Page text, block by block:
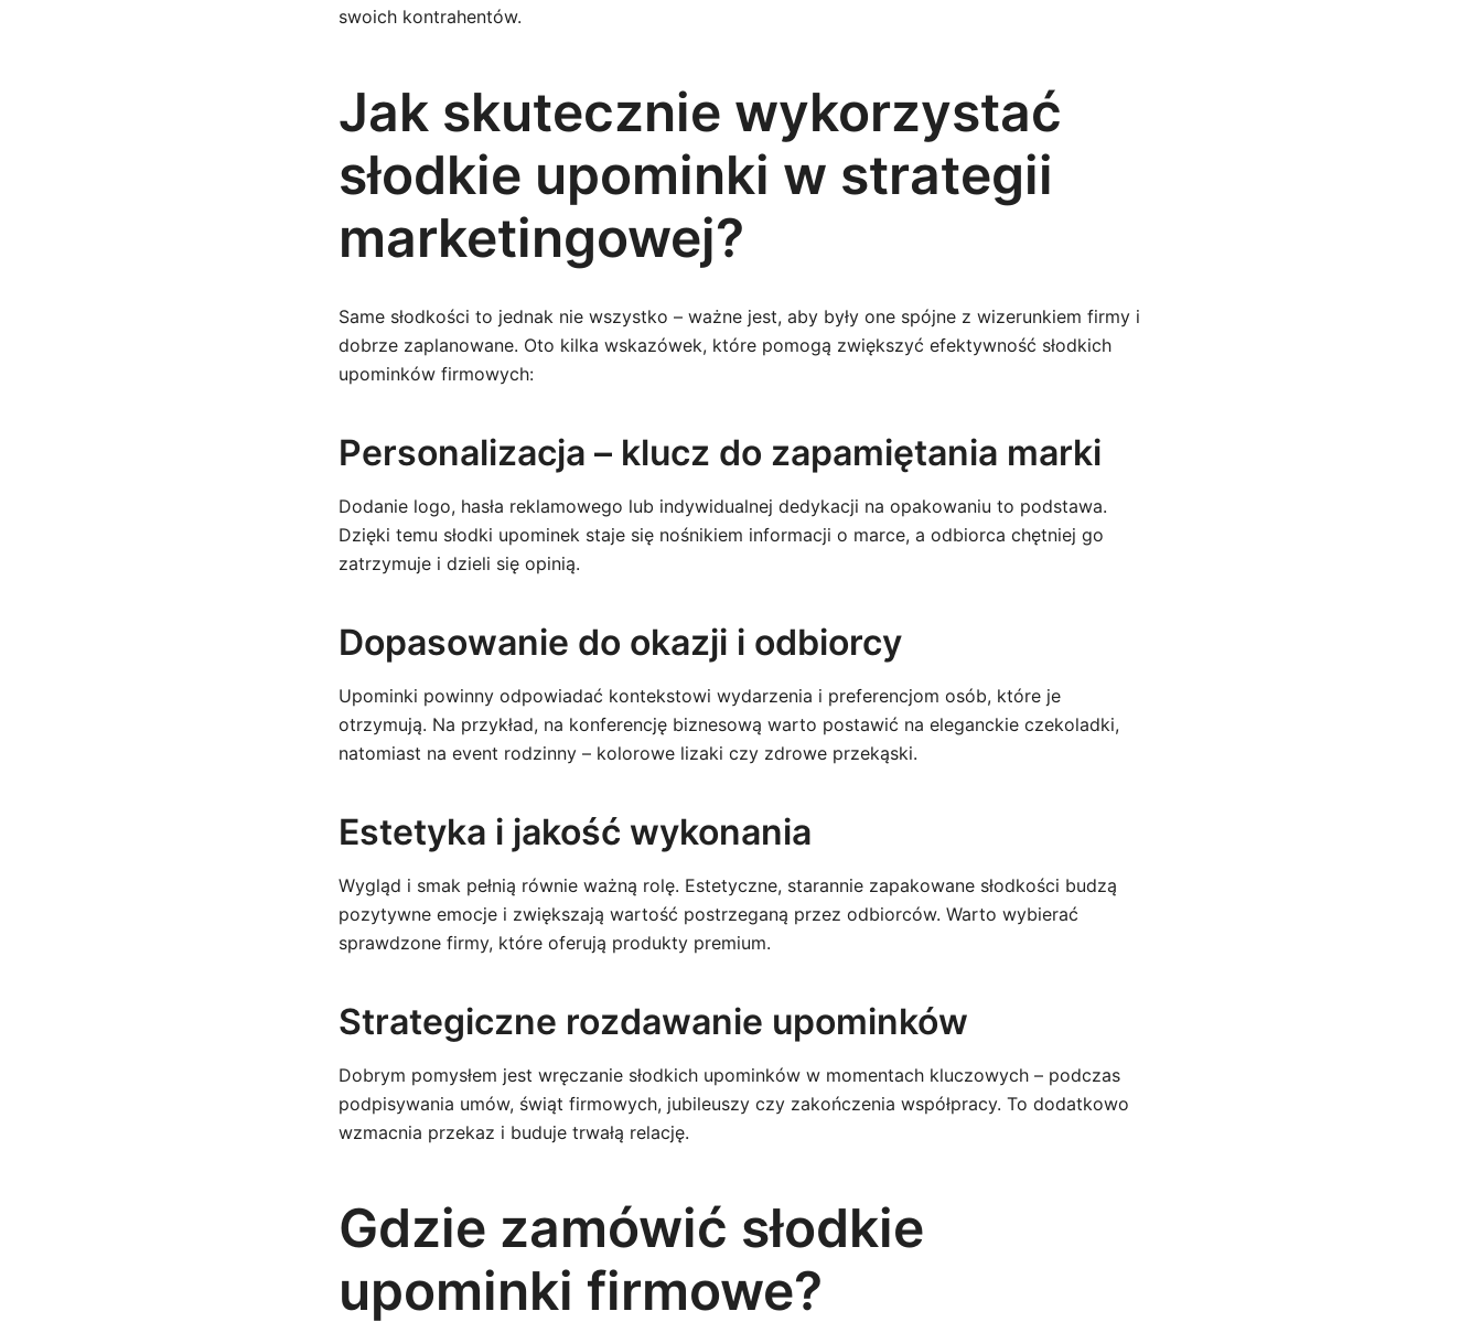
swoich kontrahentów.
Jak skutecznie wykorzystać
słodkie upominki w strategii
marketingowej?
Same słodkości to jednak nie wszystko – ważne jest, aby były one spójne z wizerunkiem firmy i
dobrze zaplanowane. Oto kilka wskazówek, które pomogą zwiększyć efektywność słodkich
upominków firmowych:
Personalizacja – klucz do zapamiętania marki
Dodanie logo, hasła reklamowego lub indywidualnej dedykacji na opakowaniu to podstawa.
Dzięki temu słodki upominek staje się nośnikiem informacji o marce, a odbiorca chętniej go
zatrzymuje i dzieli się opinią.
Dopasowanie do okazji i odbiorcy
Upominki powinny odpowiadać kontekstowi wydarzenia i preferencjom osób, które je
otrzymują. Na przykład, na konferencję biznesową warto postawić na eleganckie czekoladki,
natomiast na event rodzinny – kolorowe lizaki czy zdrowe przekąski.
Estetyka i jakość wykonania
Wygląd i smak pełnią równie ważną rolę. Estetyczne, starannie zapakowane słodkości budzą
pozytywne emocje i zwiększają wartość postrzeganą przez odbiorców. Warto wybierać
sprawdzone firmy, które oferują produkty premium.
Strategiczne rozdawanie upominków
Dobrym pomysłem jest wręczanie słodkich upominków w momentach kluczowych – podczas
podpisywania umów, świąt firmowych, jubileuszy czy zakończenia współpracy. To dodatkowo
wzmacnia przekaz i buduje trwałą relację.
Gdzie zamówić słodkie
upominki firmowe?